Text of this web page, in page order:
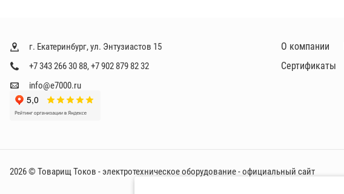
г. Екатеринбург, ул. Энтузиастов 15
+7 343 266 30 88,+7 902 879 82 32
info@e7000.ru
О компании
Сертификаты
2026 © Товарищ Токов - электротехническое оборудование - официальный сайт